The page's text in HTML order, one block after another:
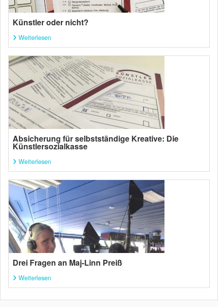
Künstler oder nicht?
Weiterlesen
Absicherung für selbstständige Kreative: Die
Künstlersozialkasse
Weiterlesen
Drei Fragen an Maj-Linn Preiß
Weiterlesen